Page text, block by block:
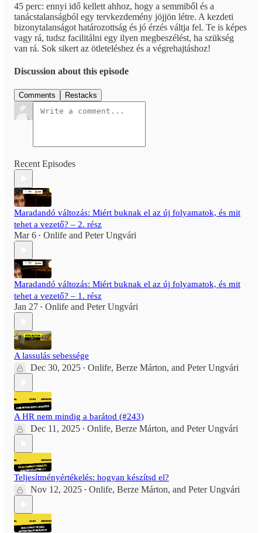
45 perc: ennyi idő kellett ahhoz, hogy a semmiből és a
tanácstalanságból egy tervkezdemény jöjjön létre. A kezdeti
bizonytalanságot határozottság és jó érzés váltja fel. Te is képes
vagy rá, tudsz facilitálni egy ilyen megbeszélést, ha szükség
van rá. Sok sikert az ötleteléshez és a végrehajtáshoz!
Discussion about this episode
Comments Restacks
Recent Episodes
Maradandó változás: Miért buknak el az új folyamatok, és mit
tehet a vezető? – 2. rész
Mar 6 • Onlife and Peter Ungvári
Maradandó változás: Miért buknak el az új folyamatok, és mit
tehet a vezető? – 1. rész
Jan 27 • Onlife and Peter Ungvári
A lassulás sebessége
Dec 30, 2025 • Onlife, Berze Márton, and Peter Ungvári
A HR nem mindig a barátod (#243)
Dec 11, 2025 • Onlife, Berze Márton, and Peter Ungvári
Teljesítményértékelés: hogyan készítsd el?
Nov 12, 2025 • Onlife, Berze Márton, and Peter Ungvári